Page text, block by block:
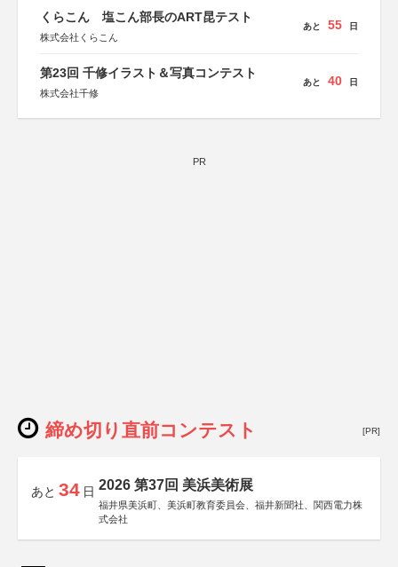
くらこん 塩こん部長のART昆テスト
株式会社くらこん
あと 55 日
第23回 千修イラスト＆写真コンテスト
株式会社千修
あと 40 日
PR
締め切り直前コンテスト [PR]
あと 34 日 2026 第37回 美浜美術展
福井県美浜町、美浜町教育委員会、福井新聞社、関西電力株
式会社